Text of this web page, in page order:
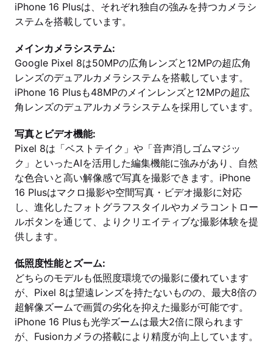
iPhone 16 Plusは、それぞれ独自の強みを持つカメラシ
ステムを搭載しています。
メインカメラシステム:
Google Pixel 8は50MPの広角レンズと12MPの超広角
レンズのデュアルカメラシステムを搭載しています。
iPhone 16 Plusも48MPのメインレンズと12MPの超広
角レンズのデュアルカメラシステムを採用しています。
写真とビデオ機能:
Pixel 8は「ベストテイク」や「音声消しゴムマジッ
ク」といったAIを活用した編集機能に強みがあり、自然
な色合いと高い解像感で写真を撮影できます。iPhone
16 Plusはマクロ撮影や空間写真・ビデオ撮影に対応
し、進化したフォトグラフスタイルやカメラコントロー
ルボタンを通じて、よりクリエイティブな撮影体験を提
供します。
低照度性能とズーム:
どちらのモデルも低照度環境での撮影に優れています
が、Pixel 8は望遠レンズを持たないものの、最大8倍の
超解像ズームで画質の劣化を抑えた撮影が可能です。
iPhone 16 Plusも光学ズームは最大2倍に限られます
が、Fusionカメラの搭載により精度が向上しています。